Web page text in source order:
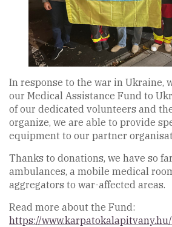
In response to the war in Ukraine,
our Medical Assistance Fund to
of our dedicated volunteers and
organize, we are able to provide
equipment to our partner
Thanks to donations, we have so
ambulances, a mobile medical
aggregators to war-affected areas.
Read more about the Fund:
https://